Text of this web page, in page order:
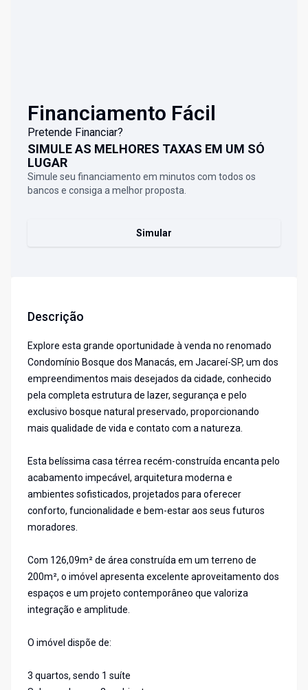
Financiamento Fácil
Pretende Financiar?
SIMULE AS MELHORES TAXAS EM UM SÓ
LUGAR
Simule seu financiamento em minutos com todos os
bancos e consiga a melhor proposta.
Simular
Descrição
Explore esta grande oportunidade à venda no renomado
Condomínio Bosque dos Manacás, em Jacareí-SP, um dos
empreendimentos mais desejados da cidade, conhecido
pela completa estrutura de lazer, segurança e pelo
exclusivo bosque natural preservado, proporcionando
mais qualidade de vida e contato com a natureza.
Esta belíssima casa térrea recém-construída encanta pelo
acabamento impecável, arquitetura moderna e
ambientes sofisticados, projetados para oferecer
conforto, funcionalidade e bem-estar aos seus futuros
moradores.
Com 126,09m² de área construída em um terreno de
200m², o imóvel apresenta excelente aproveitamento dos
espaços e um projeto contemporâneo que valoriza
integração e amplitude.
O imóvel dispõe de:
3 quartos, sendo 1 suíte